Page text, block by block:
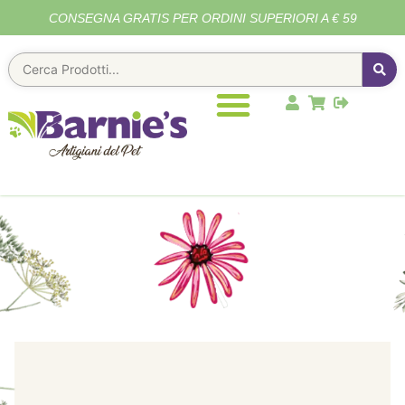
CONSEGNA GRATIS PER ORDINI SUPERIORI A € 59